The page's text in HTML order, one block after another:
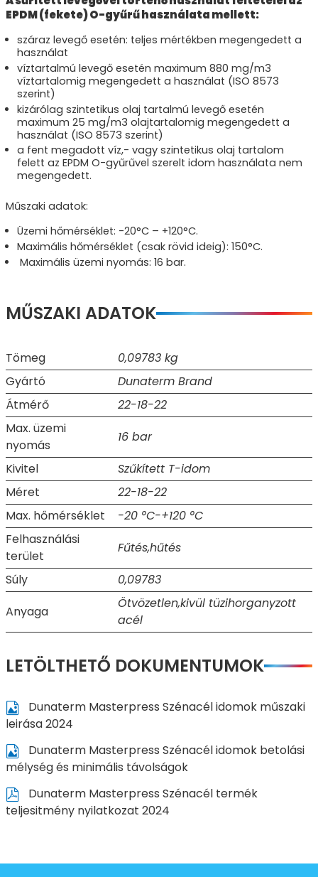
EPDM (fekete) O-gyűrű használata mellett:
száraz levegő esetén: teljes mértékben megengedett a
használat
víztartalmú levegő esetén maximum 880 mg/m3
víztartalomig megengedett a használat (ISO 8573
szerint)
kizárólag szintetikus olaj tartalmú levegő esetén
maximum 25 mg/m3 olajtartalomig megengedett a
használat (ISO 8573 szerint)
a fent megadott víz,- vagy szintetikus olaj tartalom
felett az EPDM O-gyűrűvel szerelt idom használata nem
megengedett.
Műszaki adatok:
Üzemi hőmérséklet: -20°C – +120°C.
Maximális hőmérséklet (csak rövid ideig): 150°C.
Maximális üzemi nyomás: 16 bar.
MŰSZAKI ADATOK
Tömeg
0,09783 kg
Gyártó
Dunaterm Brand
Átmérő
22-18-22
Max. üzemi
nyomás
16 bar
Kivitel
Szűkített T-idom
Méret
22-18-22
Max. hőmérséklet
-20 °C-+120 °C
Felhasználási
terület
Fűtés,hűtés
Súly
0,09783
Anyaga
Ötvözetlen,kivül tüzihorganyzott
acél
LETÖLTHETŐ DOKUMENTUMOK
Dunaterm Masterpress Szénacél idomok műszaki
leirása 2024
Dunaterm Masterpress Szénacél idomok betolási
mélység és minimális távolságok
Dunaterm Masterpress Szénacél termék
teljesitmény nyilatkozat 2024